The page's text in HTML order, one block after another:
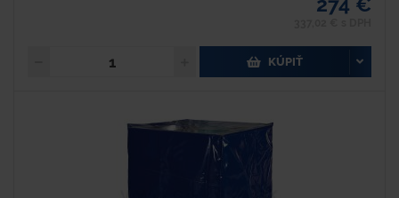
KÚPIŤ